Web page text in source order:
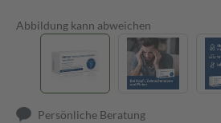
Abbildung kann abweichen
Persönliche Beratung